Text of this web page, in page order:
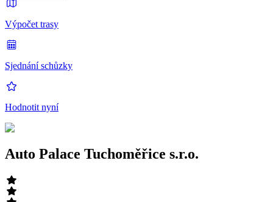
Výpočet trasy
Sjednání schůzky
Hodnotit nyní
Auto Palace Tuchoměřice s.r.o.